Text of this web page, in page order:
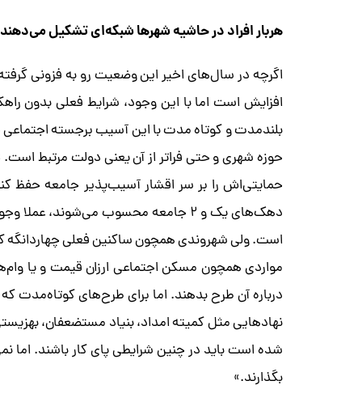
هربار افراد در حاشیه شهرها شبکه‌ای تشکیل
اگرچه در سال‌های اخیر این وضعیت رو به فزونی
افزایش است اما با این وجود، شرایط فعلی بدون
بلندمدت و کوتاه مدت با این آسیب برجسته
حوزه شهری و حتی فراتر از آن یعنی دولت مرتبط
حمایتی‌اش را بر سر اقشار آسیب‌پذیر جامعه حفظ
دهک‌های یک و ۲ جامعه محسوب
است. ولی شهروندی همچون ساکنین فعلی چهاردانگه
مواردی همچون مسکن اجتماعی ارزان قیمت و یا
درباره آن طرح بدهند. اما برای طرح‌های کوتاه‌مدت
نهادهایی مثل کمیته امداد، بنیاد مستضعفان،
شده است باید در چنین شرایطی پای کار باشند. اما
بگذارند.»